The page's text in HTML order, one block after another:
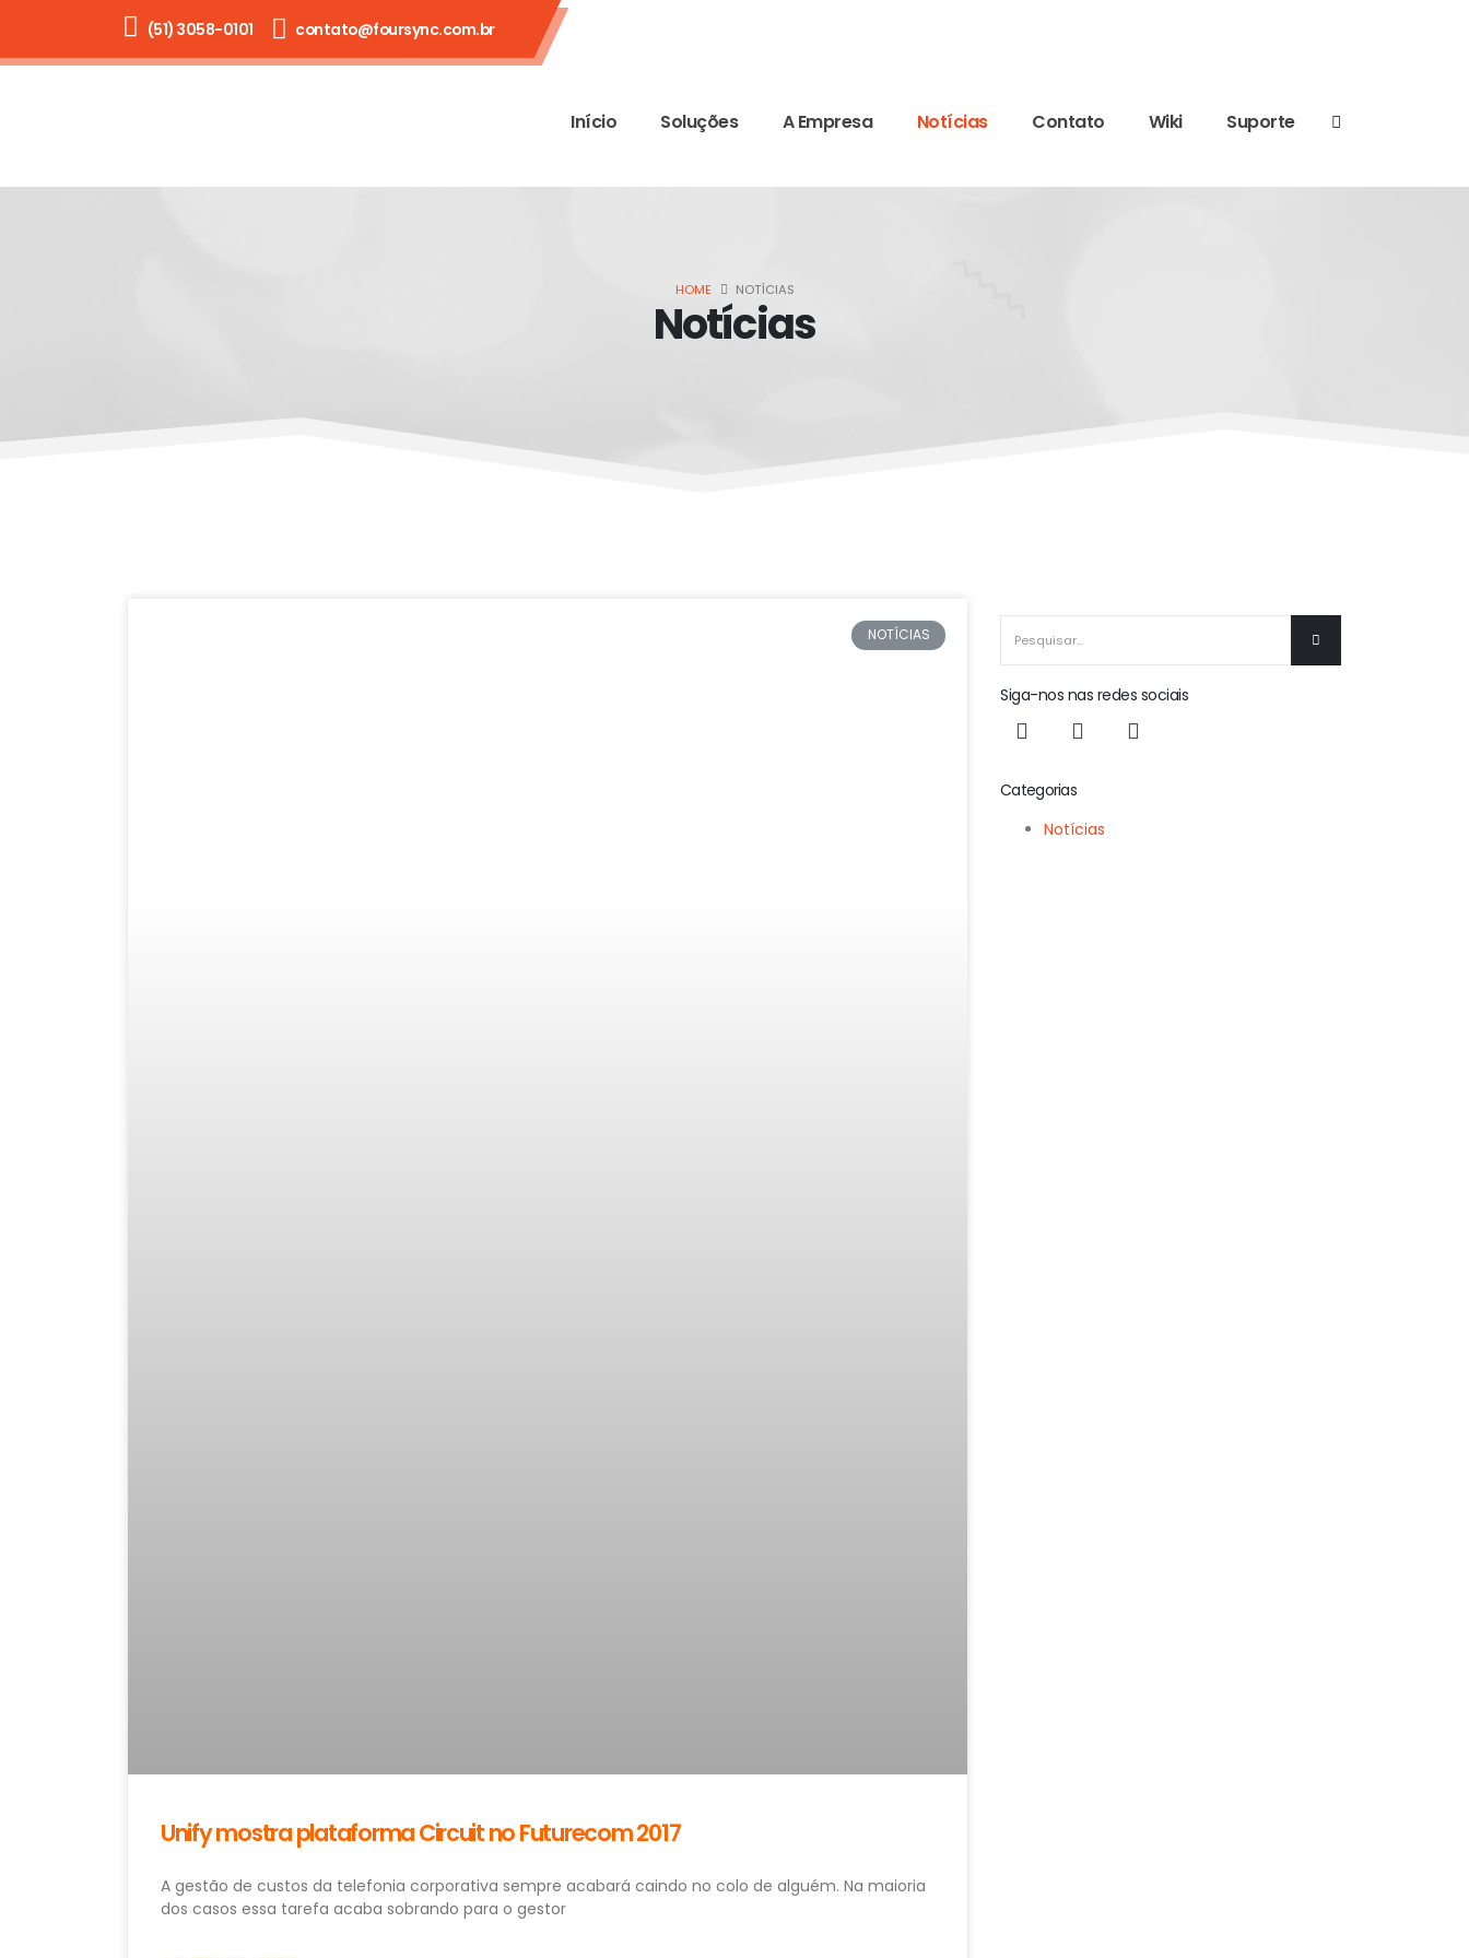
(51) 3058-0101 contato@foursync.com.br
Início Soluções A Empresa Notícias Contato Wiki Suporte
HOME NOTÍCIAS
Notícias
NOTÍCIAS
Unify mostra plataforma Circuit no Futurecom 2017
A gestão de custos da telefonia corporativa sempre acabará caindo no colo de alguém. Na maioria
dos casos essa tarefa acaba sobrando para o gestor
Siga-nos nas redes sociais
Categorias
Notícias